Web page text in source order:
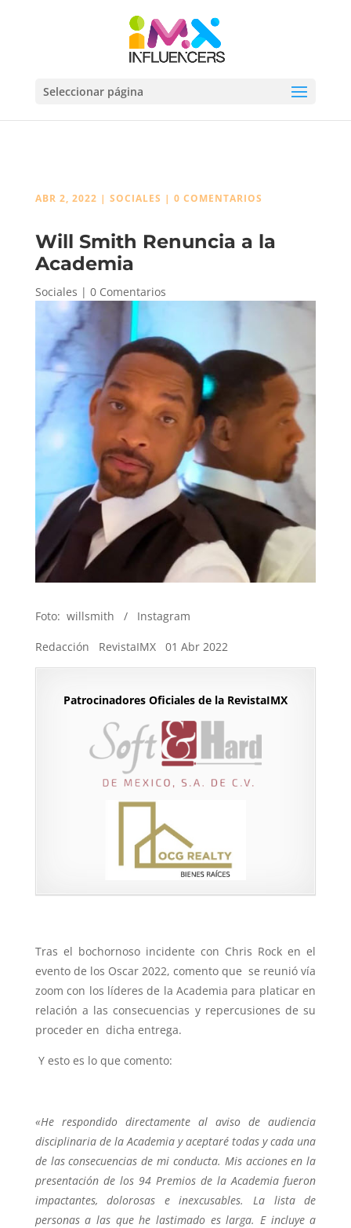
Seleccionar página
ABR 2, 2022 | SOCIALES | 0 COMENTARIOS
Will Smith Renuncia a la
Academia
Sociales | 0 Comentarios
Foto: willsmith / Instagram
Redacción RevistaIMX 01 Abr 2022
Patrocinadores Oficiales de la RevistaIMX
Tras el bochornoso incidente con Chris Rock en el
evento de los Oscar 2022, comento que se reunió vía
zoom con los líderes de la Academia para platicar en
relación a las consecuencias y repercusiones de su
proceder en dicha entrega.
Y esto es lo que comento:
«He respondido directamente al aviso de audiencia
disciplinaria de la Academia y aceptaré todas y cada una
de las consecuencias de mi conducta. Mis acciones en la
presentación de los 94 Premios de la Academia fueron
impactantes, dolorosas e inexcusables. La lista de
personas a las que he lastimado es larga. E incluye a